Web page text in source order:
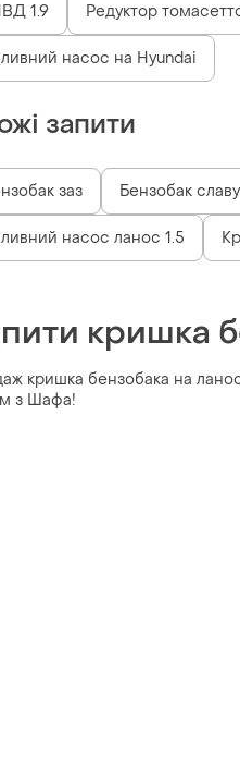
1.9 Редуктор
насос на Hyundai
запити
заз Бензобак
насос ланос 1.5
кришка
кришка бензобака на
з Шафа!